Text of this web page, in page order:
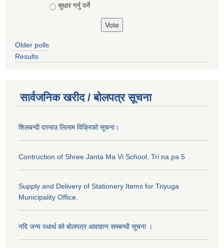
सुधार गर्नु पर्ने
Older polls
Results
सार्वजनिक खरीद / बोलपत्र सूचना
शिलबन्दी दरभाउ लिलाम विक्रिको सूचना।
Contruction of Shree Janta Ma Vi School, Tri na pa 5
Supply and Delivery of Stationery Items for Triyuga
Municipality Office.
नदि जन्य पधार्थ को बोलपत्र आवाहान समबन्धी सूचना ।